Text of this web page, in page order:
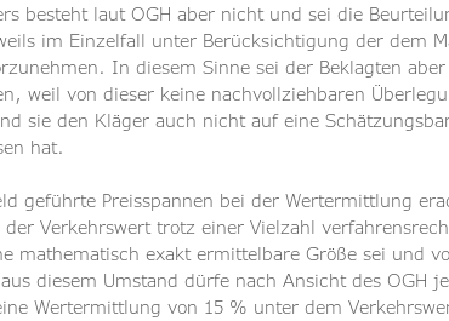
besteht laut OGH aber nicht und sei die
im Einzelfall unter Berücksichtigung der dem
In diesem Sinne sei der Beklagten aber
weil von dieser keine nachvollziehbaren
sie den Kläger auch nicht auf eine
hat.
geführte Preisspannen bei der Wertermittlung
Verkehrswert trotz einer Vielzahl
mathematisch exakt ermittelbare Größe sei und
diesem Umstand dürfe nach Ansicht des OGH
Wertermittlung von 15 % unter dem